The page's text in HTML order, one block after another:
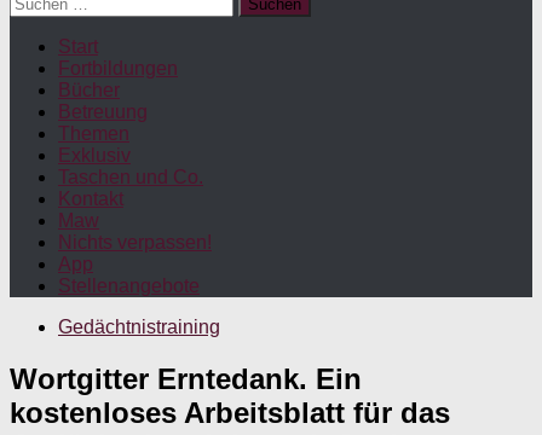
nach:
Start
Fortbildungen
Bücher
Betreuung
Themen
Exklusiv
Taschen und Co.
Kontakt
Maw
Nichts verpassen!
App
Stellenangebote
Gedächtnistraining
Wortgitter Erntedank. Ein
kostenloses Arbeitsblatt für das